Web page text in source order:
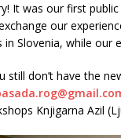
It was our first
our
in Slovenia, while our
still don’t have the
Knjigarna Azil